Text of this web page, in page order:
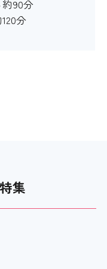
90分
分
特集